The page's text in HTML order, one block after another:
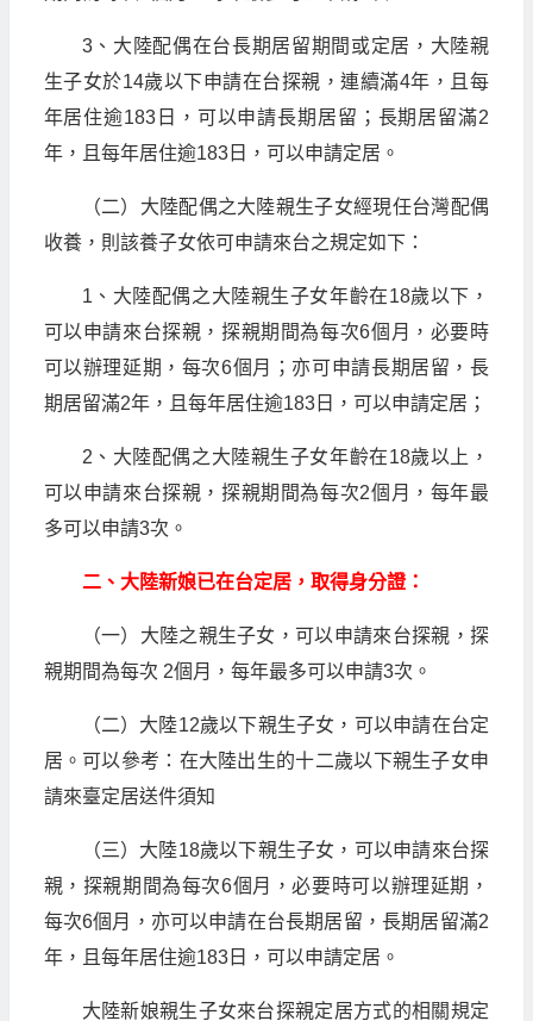
3、大陸配偶在台長期居留期間或定居，大陸親
生子女於14歲以下申請在台探親，連續滿4年，且每
年居住逾183日，可以申請長期居留；長期居留滿2
年，且每年居住逾183日，可以申請定居。
（二）大陸配偶之大陸親生子女經現任台灣配偶
收養，則該養子女依可申請來台之規定如下：
1、大陸配偶之大陸親生子女年齡在18歲以下，
可以申請來台探親，探親期間為每次6個月，必要時
可以辦理延期，每次6個月；亦可申請長期居留，長
期居留滿2年，且每年居住逾183日，可以申請定居；
2、大陸配偶之大陸親生子女年齡在18歲以上，
可以申請來台探親，探親期間為每次2個月，每年最
多可以申請3次。
二、大陸新娘已在台定居，取得身分證：
（一）大陸之親生子女，可以申請來台探親，探
親期間為每次 2個月，每年最多可以申請3次。
（二）大陸12歲以下親生子女，可以申請在台定
居。可以參考：在大陸出生的十二歲以下親生子女申
請來臺定居送件須知
（三）大陸18歲以下親生子女，可以申請來台探
親，探親期間為每次6個月，必要時可以辦理延期，
每次6個月，亦可以申請在台長期居留，長期居留滿2
年，且每年居住逾183日，可以申請定居。
大陸新娘親生子女來台探親定居方式的相關規定